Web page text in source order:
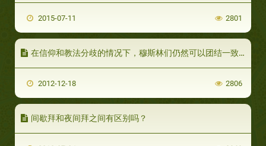
2015-07-11 2801
在信仰和教法分歧的情况下，穆斯林们仍然可以团结一致吗？
2012-12-18 2806
间歇拜和夜间拜之间有区别吗？